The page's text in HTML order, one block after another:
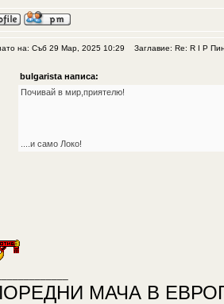
на: Съб 29 Мар, 2025 10:29 Заглавие: Re: R I P
bulgarista написа:
Почивай в мир,приятелю!
....и само Локо!
МАЧА В